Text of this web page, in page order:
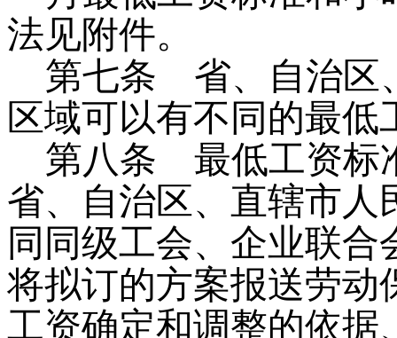
法见附件。
第七条 省、自治区
区域可以有不同的最低
第八条 最低工资标
省、自治区、直辖市人
同同级工会、企业联合
将拟订的方案报送劳动
工资确定和调整的依据